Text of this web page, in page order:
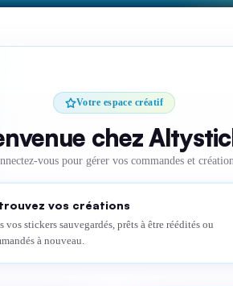
Votre espace créatif
chez
vous pour gérer vos commandes et
vos créations
vos stickers sauvegardés, prêts à être réédités ou
à nouveau.